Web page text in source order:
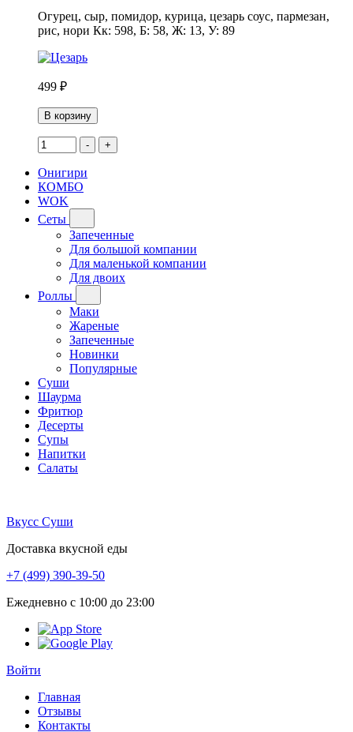
Огурец, сыр, помидор, курица, цезарь соус, пармезан,
рис, нори Кк: 598, Б: 58, Ж: 13, У: 89
499 ₽
В корзину
- +
Онигири
КОМБО
WOK
Сеты
Запеченные
Для большой компании
Для маленькой компании
Для двоих
Роллы
Маки
Жареные
Запеченные
Новинки
Популярные
Суши
Шаурма
Фритюр
Десерты
Супы
Напитки
Салаты
Вкусс Суши
Доставка вкусной еды
+7 (499) 390-39-50
Ежедневно с 10:00 до 23:00
Войти
Главная
Отзывы
Контакты